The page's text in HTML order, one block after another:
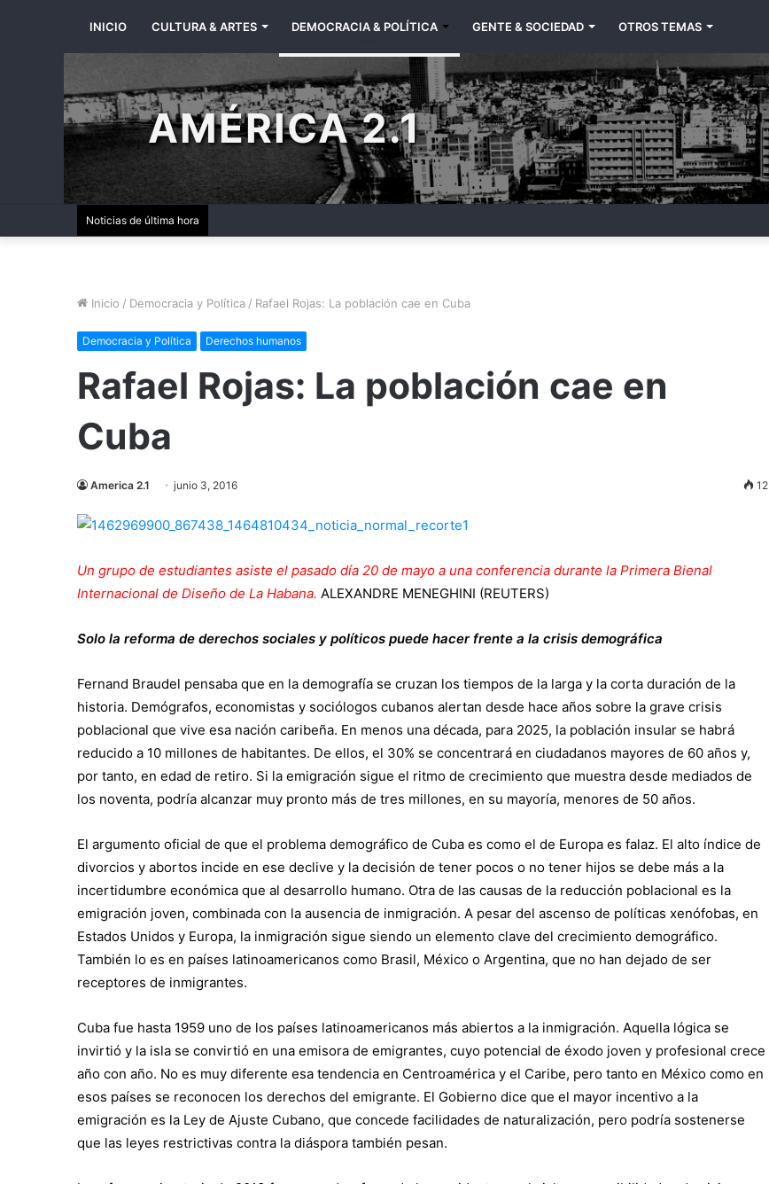
INICIO CULTURA & ARTES DEMOCRACIA & POLÍTICA GENTE & SOCIEDAD OTROS TEMAS
AMÉRICA 2.1
Noticias de última hora
Inicio / Democracia y Política / Rafael Rojas: La población cae en Cuba
Democracia y Política Derechos humanos
Rafael Rojas: La población cae en
Cuba
America 2.1 junio 3, 2016 12
Un grupo de estudiantes asiste el pasado día 20 de mayo a una conferencia durante la Primera Bienal
Internacional de Diseño de La Habana. ALEXANDRE MENEGHINI (REUTERS)
Solo la reforma de derechos sociales y políticos puede hacer frente a la crisis demográfica
Fernand Braudel pensaba que en la demografía se cruzan los tiempos de la larga y la corta duración de la
historia. Demógrafos, economistas y sociólogos cubanos alertan desde hace años sobre la grave crisis
poblacional que vive esa nación caribeña. En menos una década, para 2025, la población insular se habrá
reducido a 10 millones de habitantes. De ellos, el 30% se concentrará en ciudadanos mayores de 60 años y,
por tanto, en edad de retiro. Si la emigración sigue el ritmo de crecimiento que muestra desde mediados de
los noventa, podría alcanzar muy pronto más de tres millones, en su mayoría, menores de 50 años.
El argumento oficial de que el problema demográfico de Cuba es como el de Europa es falaz. El alto índice de
divorcios y abortos incide en ese declive y la decisión de tener pocos o no tener hijos se debe más a la
incertidumbre económica que al desarrollo humano. Otra de las causas de la reducción poblacional es la
emigración joven, combinada con la ausencia de inmigración. A pesar del ascenso de políticas xenófobas, en
Estados Unidos y Europa, la inmigración sigue siendo un elemento clave del crecimiento demográfico.
También lo es en países latinoamericanos como Brasil, México o Argentina, que no han dejado de ser
receptores de inmigrantes.
Cuba fue hasta 1959 uno de los países latinoamericanos más abiertos a la inmigración. Aquella lógica se
invirtió y la isla se convirtió en una emisora de emigrantes, cuyo potencial de éxodo joven y profesional crece
año con año. No es muy diferente esa tendencia en Centroamérica y el Caribe, pero tanto en México como en
esos países se reconocen los derechos del emigrante. El Gobierno dice que el mayor incentivo a la
emigración es la Ley de Ajuste Cubano, que concede facilidades de naturalización, pero podría sostenerse
que las leyes restrictivas contra la diáspora también pesan.